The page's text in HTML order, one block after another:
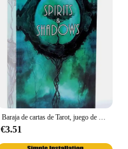
Baraja de cartas de Tarot, juego de adivinación misteriosa, juego de mesa de fiesta familiar, sombras de espíritus, baraja de oráculo, espíritu extraño, nuevo
€3.51